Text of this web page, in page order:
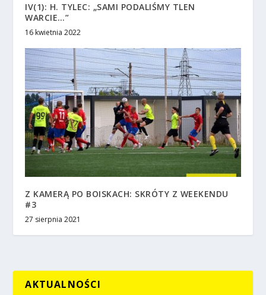
IV(1): H. TYLEC: „SAMI PODALIŚMY TLEN
WARCIE…”
16 kwietnia 2022
Z KAMERĄ PO BOISKACH: SKRÓTY Z WEEKENDU
#3
27 sierpnia 2021
AKTUALNOŚCI